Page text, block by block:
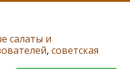
салаты и
, советская